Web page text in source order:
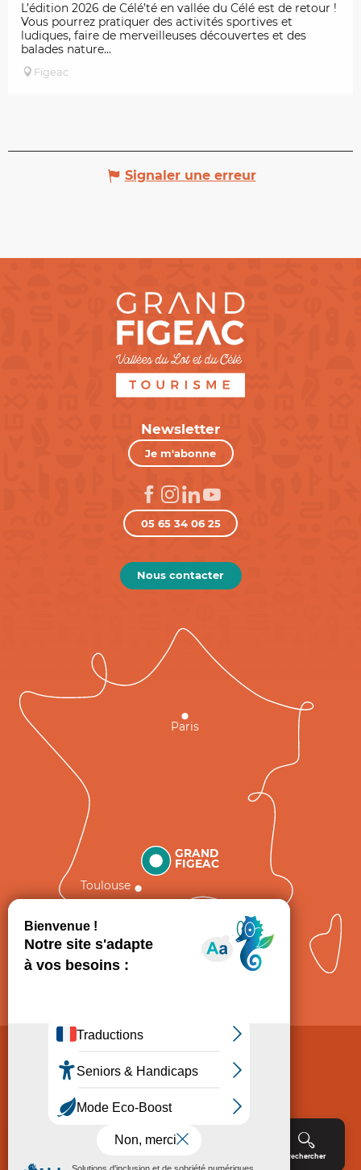
Rechercher
L’édition 2026 de Célé’té en vallée du Célé est de retour !
Vous pourrez pratiquer des activités sportives et
ludiques, faire de merveilleuses découvertes et des
balades nature...
Figeac
Signaler une erreur
Newsletter
Je m'abonne
05 65 34 06 25
Nous contacter
GRAND
FIGEAC
Toulouse
Paris
Politique de Protection des données
Consentement
Accessibilité : non conforme